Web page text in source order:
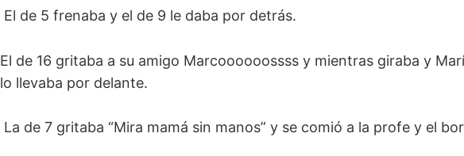
El de 5 frenaba y el de 9 le daba por detrás.
El de 16 gritaba a su amigo Marcoooooossss y mientras giraba y
lo llevaba por delante.
La de 7 gritaba “Mira mamá sin manos” y se comió a la profe y el